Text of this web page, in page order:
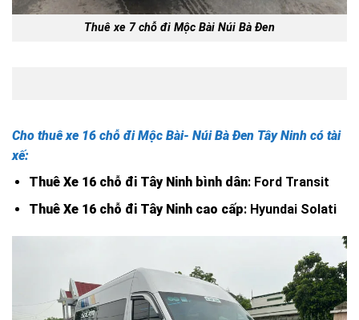
Thuê xe 7 chỗ đi Mộc Bài Núi Bà Đen
Cho thuê xe 16 chỗ điMộc Bài- Núi Bà Đen Tây Ninh có tài
xế:
Thuê Xe 16 chỗ đi Tây Ninh bình dân: Ford Transit
Thuê Xe 16 chỗ đi Tây Ninh cao cấp: Hyundai Solati